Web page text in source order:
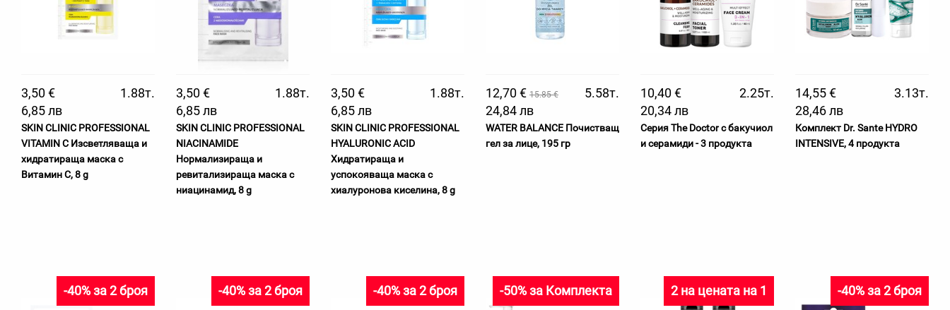
3,50 €
1.88т.
6,85 лв
SKIN CLINIC PROFESSIONAL
VITAMIN C Изсветляваща и
хидратираща маска с
Витамин С, 8 g
3,50 €
1.88т.
6,85 лв
SKIN CLINIC PROFESSIONAL
NIACINAMIDE
Нормализираща и
ревитализираща маска с
ниацинамид, 8 g
3,50 €
1.88т.
6,85 лв
SKIN CLINIC PROFESSIONAL
HYALURONIC ACID
Хидратираща и
успокояваща маска с
хиалуронова киселина, 8 g
12,70 € 15.85 €
5.58т.
24,84 лв
WATER BALANCE Почистващ
гел за лице, 195 гр
10,40 €
2.25т.
20,34 лв
Серия The Doctor с бакучиол
и серамиди - 3 продукта
14,55 €
3.13т.
28,46 лв
Комплект Dr. Sante HYDRO
INTENSIVE, 4 продукта
-40% за 2 броя -40% за 2 броя -40% за 2 броя -50% за Комплекта 2 на цената на 1 -40% за 2 броя